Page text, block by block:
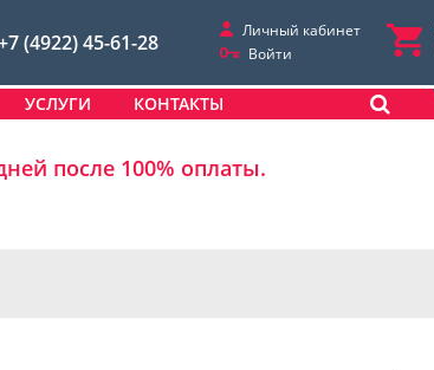
(4922) 45-61-28
Личный кабинет
Войти
УСЛУГИ КОНТАКТЫ
после 100% оплаты.